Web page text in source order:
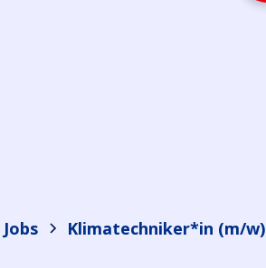
Jobs Klimatechniker*in (m/w)